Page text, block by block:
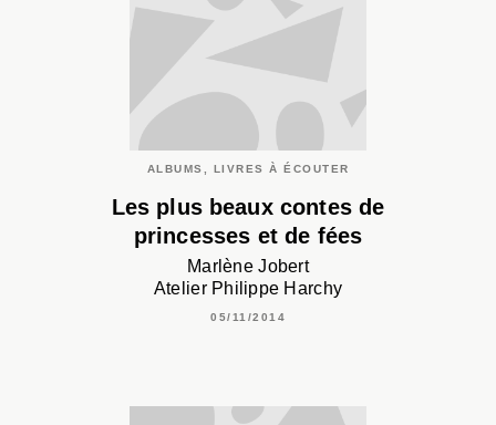
ALBUMS, LIVRES À ÉCOUTER
Les plus beaux contes de
princesses et de fées
Marlène Jobert
Atelier Philippe Harchy
05/11/2014